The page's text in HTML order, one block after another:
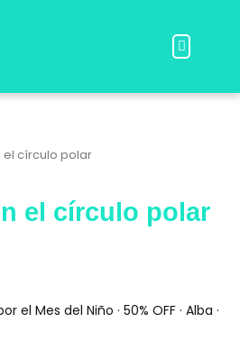
Menu
el círculo polar
el círculo polar
Mes del Niño · 50% OFF · Alba ·